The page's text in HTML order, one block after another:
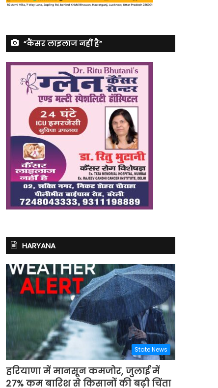
“कैंसर लाइलाज नहीं है”
HARYANA
State News
हरियाणा में मानसून कमजोर, जुलाई में
27% कम बारिश से किसानों की बढ़ी चिंता